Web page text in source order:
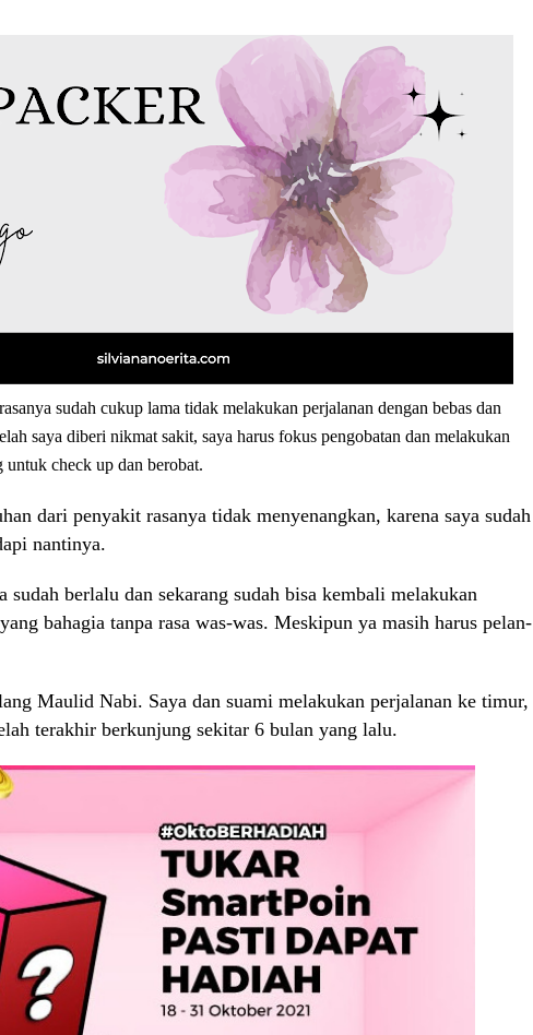
sudah cukup lama tidak melakukan perjalanan dengan bebas dan
saya diberi nikmat sakit, saya harus fokus pengobatan dan melakukan
check up dan berobat.
dari penyakit rasanya tidak menyenangkan, karena saya sudah
nantinya.
sudah berlalu dan sekarang sudah bisa kembali melakukan
bahagia tanpa rasa was-was. Meskipun ya masih harus pelan-
Maulid Nabi. Saya dan suami melakukan perjalanan ke timur,
terakhir berkunjung sekitar 6 bulan yang lalu.